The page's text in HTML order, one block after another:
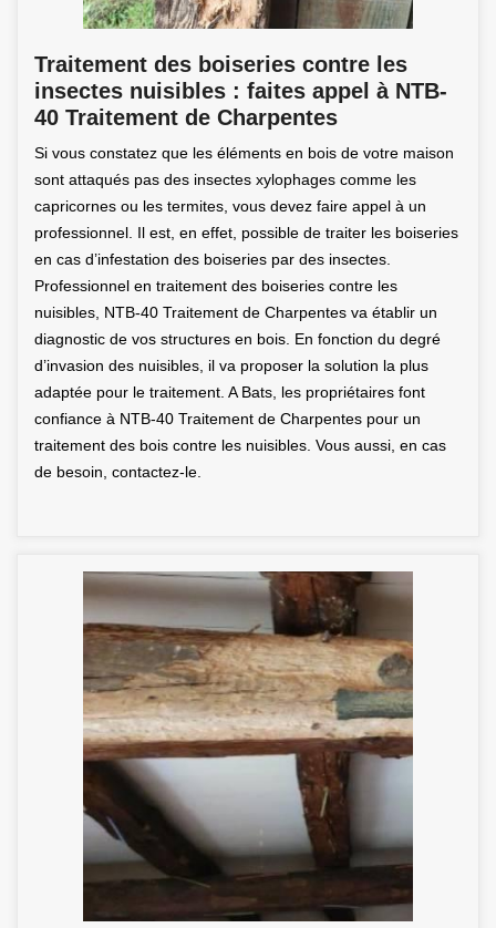
Traitement des boiseries contre les
insectes nuisibles : faites appel à NTB-
40 Traitement de Charpentes
Si vous constatez que les éléments en bois de votre maison
sont attaqués pas des insectes xylophages comme les
capricornes ou les termites, vous devez faire appel à un
professionnel. Il est, en effet, possible de traiter les boiseries
en cas d’infestation des boiseries par des insectes.
Professionnel en traitement des boiseries contre les
nuisibles, NTB-40 Traitement de Charpentes va établir un
diagnostic de vos structures en bois. En fonction du degré
d’invasion des nuisibles, il va proposer la solution la plus
adaptée pour le traitement. A Bats, les propriétaires font
confiance à NTB-40 Traitement de Charpentes pour un
traitement des bois contre les nuisibles. Vous aussi, en cas
de besoin, contactez-le.